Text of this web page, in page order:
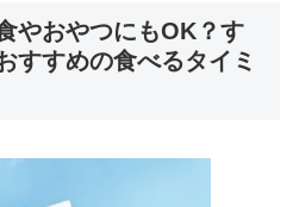
やおやつにもOK？す
すすめの食べるタイミ